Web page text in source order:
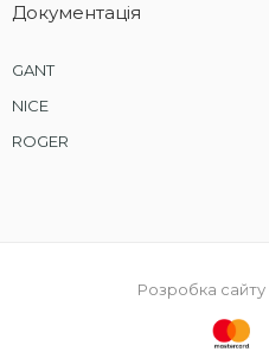
Документація
GANT
NICE
ROGER
Розробка сайту